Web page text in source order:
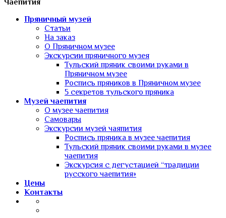
Чаепития
Пряничный музей
Статьи
На заказ
О Пряничном музее
Экскурсии пряничного музея
Тульский пряник своими руками в
Пряничном музее
Роспись пряников в Пряничном музее
5 секретов тульского пряника
Музей чаепития
О музее чаепития
Самовары
Экскурсии музей чаяпития
Роспись пряника в музее чаепития
Тульский пряник своими руками в музее
чаепития
Экскурсия с дегустацией “традиции
русского чаепития»
Цены
Контакты